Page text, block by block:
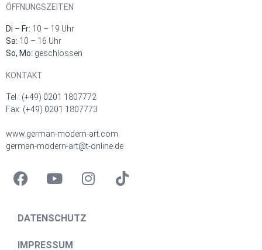
ÖFFNUNGSZEITEN
Di – Fr: 10 – 19 Uhr
Sa: 10 – 16 Uhr
So, Mo: geschlossen
KONTAKT
Tel.: (+49) 0201 1807772
Fax: (+49) 0201 1807773
www.german-modern-art.com
german-modern-art@t-online.de
DATENSCHUTZ
IMPRESSUM